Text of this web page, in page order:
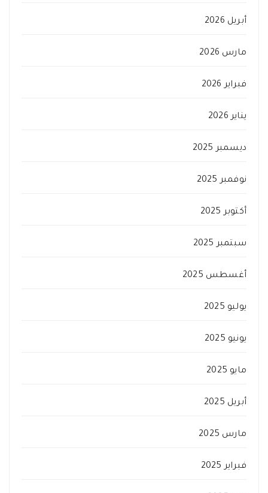
أبريل 2026
مارس 2026
فبراير 2026
يناير 2026
ديسمبر 2025
نوفمبر 2025
أكتوبر 2025
سبتمبر 2025
أغسطس 2025
يوليو 2025
يونيو 2025
مايو 2025
أبريل 2025
مارس 2025
فبراير 2025